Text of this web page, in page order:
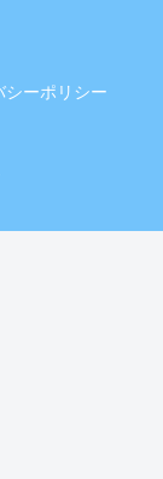
シーポリシー